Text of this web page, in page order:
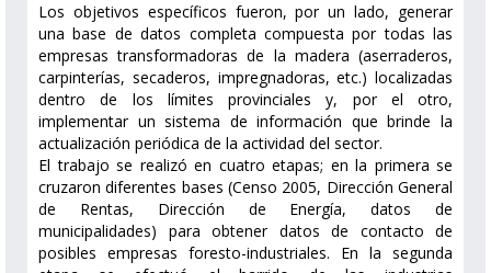
Los objetivos específicos fueron, por un lado, generar
una base de datos completa compuesta por todas las
empresas transformadoras de la madera (aserraderos,
carpinterías, secaderos, impregnadoras, etc.) localizadas
dentro de los límites provinciales y, por el otro,
implementar un sistema de información que brinde la
actualización periódica de la actividad del sector.
El trabajo se realizó en cuatro etapas; en la primera se
cruzaron diferentes bases (Censo 2005, Dirección General
de Rentas, Dirección de Energía, datos de
municipalidades) para obtener datos de contacto de
posibles empresas foresto-industriales. En la segunda